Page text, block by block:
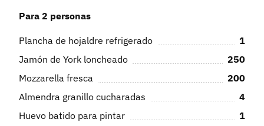
Para 2 personas
Plancha de hojaldre refrigerado
1
Jamón de York loncheado
250
Mozzarella fresca
200
Almendra granillo cucharadas
4
Huevo batido para pintar
1